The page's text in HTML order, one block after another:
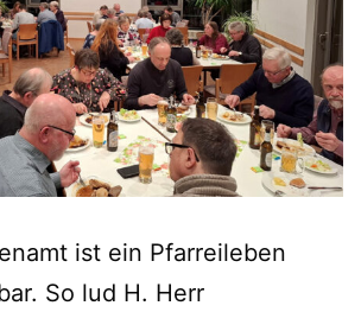
ist ein Pfarreileben
So lud H. Herr